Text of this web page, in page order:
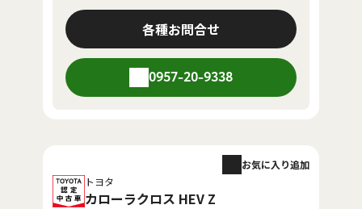
各種お問合せ
0957-20-9338
トヨタ
カローラクロス HEV Z
お気に入り追加